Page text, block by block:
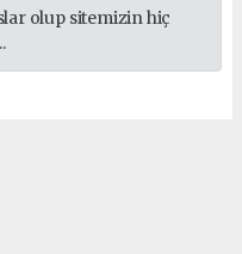
olup sitemizin hiç